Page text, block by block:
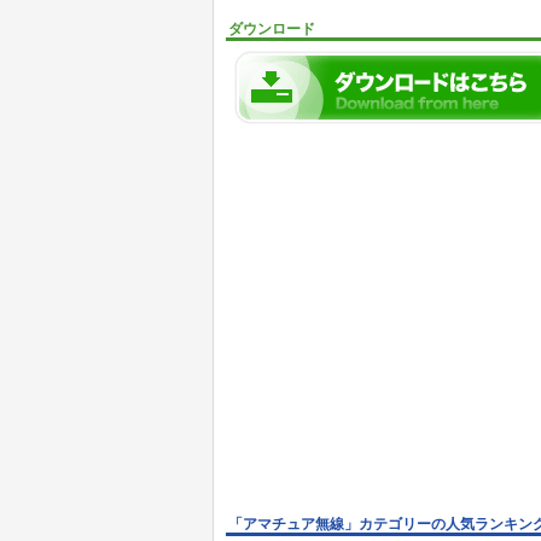
ダウンロード
「アマチュア無線」カテゴリーの人気ランキン